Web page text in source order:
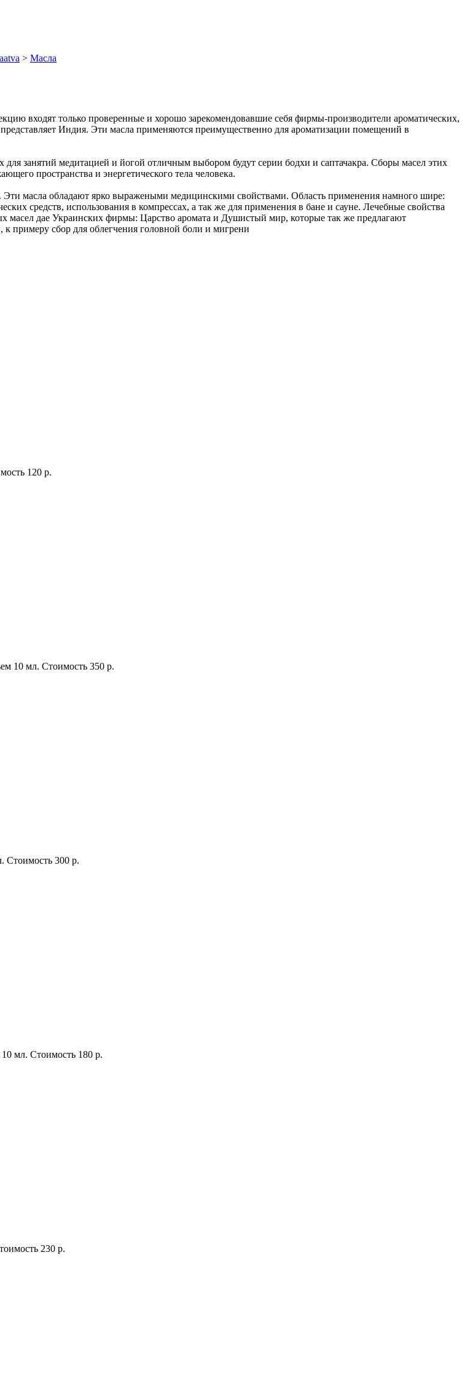
> Масла
входят только проверенные и хорошо зарекомендовавшие себя фирмы-производители ароматических,
Индия. Эти масла применяются преимущественно для ароматизации помещений в
занятий медитацией и йогой отличным выбором будут серии бодхи и саптачакра. Сборы масел этих
пространства и энергетического тела человека.
масла обладают ярко выражеными медицинскими свойствами. Область применения намного шире:
средств, использования в компрессах, а так же для применения в бане и сауне. Лечебные свойства
дае Украинских фирмы: Царство аромата и Душистый мир, которые так же предлагают
примеру сбор для облегчения головной боли и мигрени
120 р.
10 мл. Стоимость 350 р.
Стоимость 300 р.
10 мл. Стоимость 180 р.
230 р.